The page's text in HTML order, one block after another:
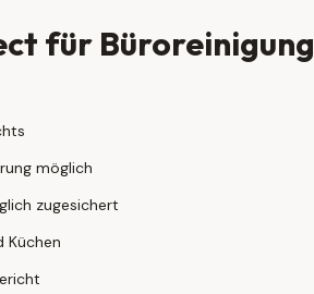
für Büroreinigung
möglich
zugesichert
Küchen